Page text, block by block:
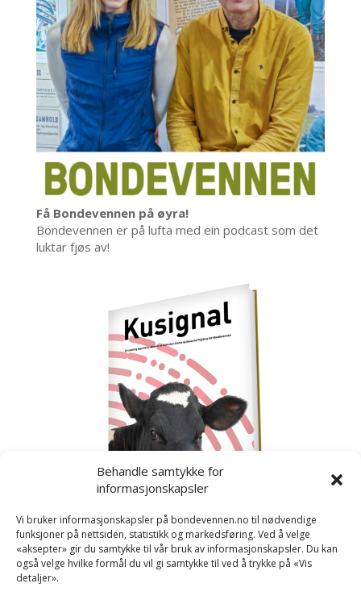
Behandle samtykke for
informasjonskapsler
Vi bruker informasjonskapsler på bondevennen.no til nødvendige
funksjoner på nettsiden, statistikk og markedsføring. Ved å velge
«aksepter» gir du samtykke til vår bruk av informasjonskapsler. Du kan
også velge hvilke formål du vil gi samtykke til ved å trykke på «Vis
detaljer».
Få Bondevennen på øyra!
Bondevennen er på lufta med ein podcast som det
luktar fjøs av!
Kusignal